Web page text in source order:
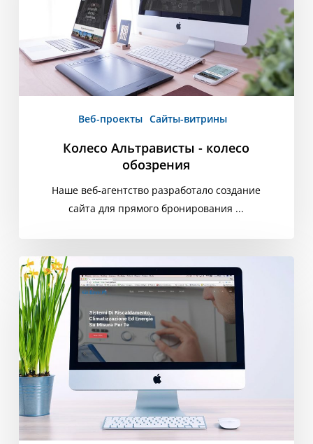
Веб-проекты Сайты-витрины
Колесо Альтрависты - колесо
обозрения
Наше веб-агентство разработало создание
сайта для прямого бронирования ...
Gi
Effe
Pi
Отопление
и
кондиционирование